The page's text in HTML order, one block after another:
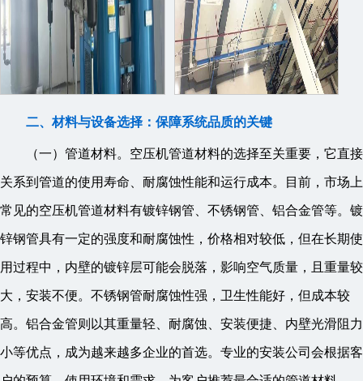
二、材料与设备选择：保障系统品质的关键
（一）管道材料。空压机管道材料的选择至关重要，它直接
关系到管道的使用寿命、耐腐蚀性能和运行成本。目前，市场上
常见的空压机管道材料有镀锌钢管、不锈钢管、铝合金管等。镀
锌钢管具有一定的强度和耐腐蚀性，价格相对较低，但在长期使
用过程中，内壁的镀锌层可能会脱落，影响空气质量，且重量较
大，安装不便。不锈钢管耐腐蚀性强，卫生性能好，但成本较
高。铝合金管则以其重量轻、耐腐蚀、安装便捷、内壁光滑阻力
小等优点，成为越来越多企业的首选。专业的安装公司会根据客